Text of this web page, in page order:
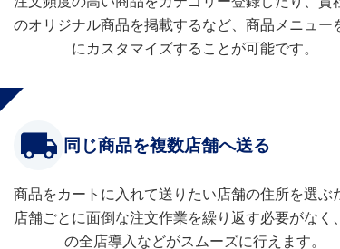
のオリジナル商品を掲載するなど、商品メニュー
にカスタマイズすることが可能です。
同じ商品を複数店舗へ送る
商品をカートに入れて送りたい店舗の住所を選ぶ
店舗ごとに面倒な注文作業を繰り返す必要がなく
の全店導入などがスムーズに行えます。